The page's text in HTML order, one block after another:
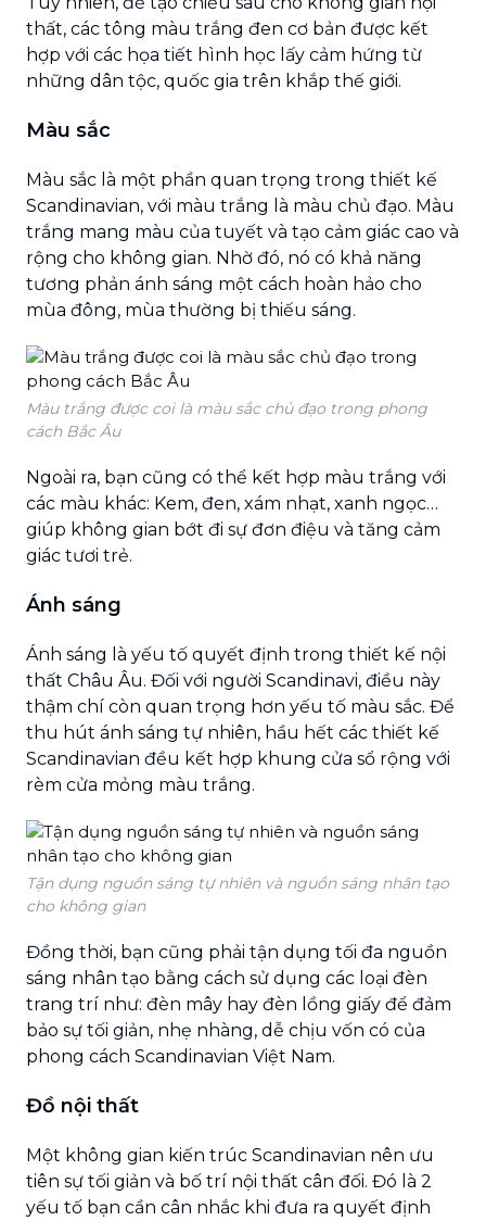
thất, các tông màu trắng đen cơ bản được kết
hợp với các họa tiết hình học lấy cảm hứng từ
những dân tộc, quốc gia trên khắp thế giới.
Màu sắc
Màu sắc là một phần quan trọng trong thiết kế
Scandinavian, với màu trắng là màu chủ đạo. Màu
trắng mang màu của tuyết và tạo cảm giác cao và
rộng cho không gian. Nhờ đó, nó có khả năng
tương phản ánh sáng một cách hoàn hảo cho
mùa đông, mùa thường bị thiếu sáng.
Màu trắng được coi là màu sắc chủ đạo trong phong
cách Bắc Âu
Ngoài ra, bạn cũng có thể kết hợp màu trắng với
các màu khác: Kem, đen, xám nhạt, xanh ngọc…
giúp không gian bớt đi sự đơn điệu và tăng cảm
giác tươi trẻ.
Ánh sáng
Ánh sáng là yếu tố quyết định trong thiết kế nội
thất Châu Âu. Đối với người Scandinavi, điều này
thậm chí còn quan trọng hơn yếu tố màu sắc. Để
thu hút ánh sáng tự nhiên, hầu hết các thiết kế
Scandinavian đều kết hợp khung cửa sổ rộng với
rèm cửa mỏng màu trắng.
Tận dụng nguồn sáng tự nhiên và nguồn sáng nhân tạo
cho không gian
Đồng thời, bạn cũng phải tận dụng tối đa nguồn
sáng nhân tạo bằng cách sử dụng các loại đèn
trang trí như: đèn mây hay đèn lồng giấy để đảm
bảo sự tối giản, nhẹ nhàng, dễ chịu vốn có của
phong cách Scandinavian Việt Nam.
Đồ nội thất
Một không gian kiến ​​trúc Scandinavian nên ưu
tiên sự tối giản và bố trí nội thất cân đối. Đó là 2
yếu tố bạn cần cân nhắc khi đưa ra quyết định